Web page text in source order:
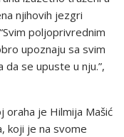
njihovih jezgri
poljoprivrednim
upoznaju sa svim
se upuste u nju.”,
oraha je Hilmija Mašić
koji je na svome